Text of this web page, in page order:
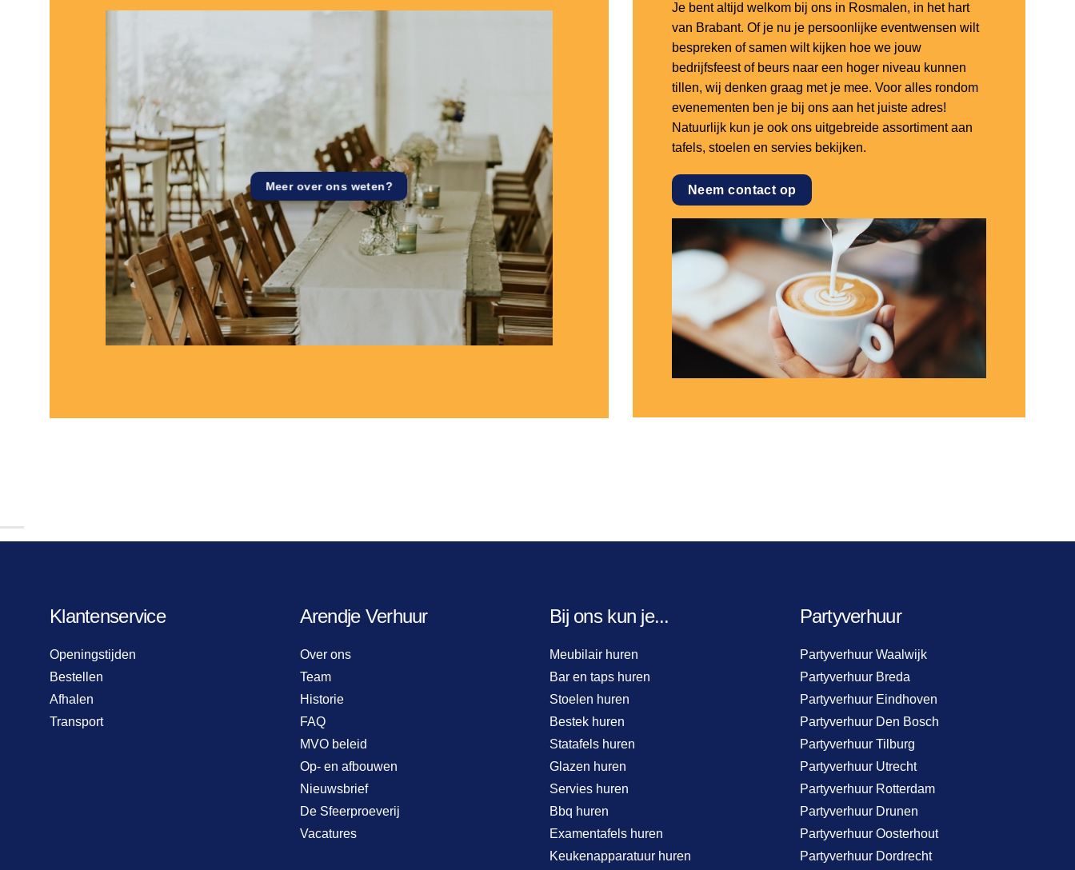
Meer over ons weten?
Je bent altijd welkom bij ons in Rosmalen, in het hart
van Brabant. Of je nu je persoonlijke eventwensen wilt
bespreken of samen wilt kijken hoe we jouw
bedrijfsfeest of beurs naar een hoger niveau kunnen
tillen, wij denken graag met je mee. Voor alles rondom
evenementen ben je bij ons aan het juiste adres!
Natuurlijk kun je ook ons uitgebreide assortiment aan
tafels, stoelen en servies bekijken.
Neem contact op
Klantenservice
Openingstijden
Bestellen
Afhalen
Transport
Arendje Verhuur
Over ons
Team
Historie
FAQ
MVO beleid
Op- en afbouwen
Nieuwsbrief
De Sfeerproeverij
Vacatures
Bij ons kun je...
Meubilair huren
Bar en taps huren
Stoelen huren
Bestek huren
Statafels huren
Glazen huren
Servies huren
Bbq huren
Examentafels huren
Keukenapparatuur huren
Partyverhuur
Partyverhuur Waalwijk
Partyverhuur Breda
Partyverhuur Eindhoven
Partyverhuur Den Bosch
Partyverhuur Tilburg
Partyverhuur Utrecht
Partyverhuur Rotterdam
Partyverhuur Drunen
Partyverhuur Oosterhout
Partyverhuur Dordrecht